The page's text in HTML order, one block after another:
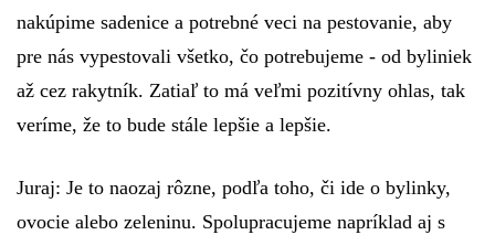
nakúpime sadenice a potrebné veci na pestovanie, aby
pre nás vypestovali všetko, čo potrebujeme - od byliniek
až cez rakytník. Zatiaľ to má veľmi pozitívny ohlas, tak
veríme, že to bude stále lepšie a lepšie.
Juraj: Je to naozaj rôzne, podľa toho, či ide o bylinky,
ovocie alebo zeleninu. Spolupracujeme napríklad aj s